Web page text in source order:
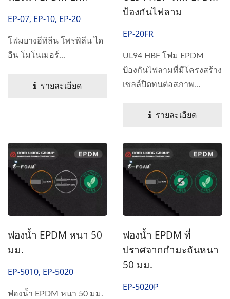
EP-07, EP-10, EP-20
โฟมยางอีทิลีน โพรพิลีน ได
อีน โมโนเมอร์...
รายละเอียด
ป้องกันไฟลาม
EP-20FR
UL94 HBF โฟม EPDM
ป้องกันไฟลามที่มีโครงสร้าง
เซลล์ปิดทนต่อสภาพ
รายละเอียด
ฟองน้ำ EPDM หนา 50
มม.
EP-5010, EP-5020
ฟองน้ำ EPDM หนา 50 มม.
ฟองน้ำ EPDM ที่
ปราศจากกำมะถันหนา
50 มม.
EP-5020P